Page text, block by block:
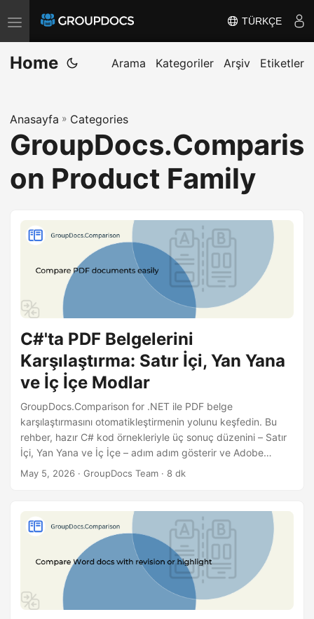
T
o
g
e
n
v
TÜRKÇE
Home Arama Kategoriler Arşiv Etiketler
Anasayfa » Categories
GroupDocs.Comparis
on Product Family
C#'ta PDF Belgelerini
Karşılaştırma: Satır İçi, Yan Yana
ve İç İçe Modlar
GroupDocs.Comparison for .NET ile PDF belge
karşılaştırmasını otomatikleştirmenin yolunu keşfedin. Bu
rehber, hazır C# kod örnekleriyle üç sonuç düzenini – Satır
İçi, Yan Yana ve İç İçe – adım adım gösterir ve Adobe
Acrobat’ta PDF’leri manuel olarak karşılaştırmaya kısa bir
May 5, 2026 · GroupDocs Team · 8 dk